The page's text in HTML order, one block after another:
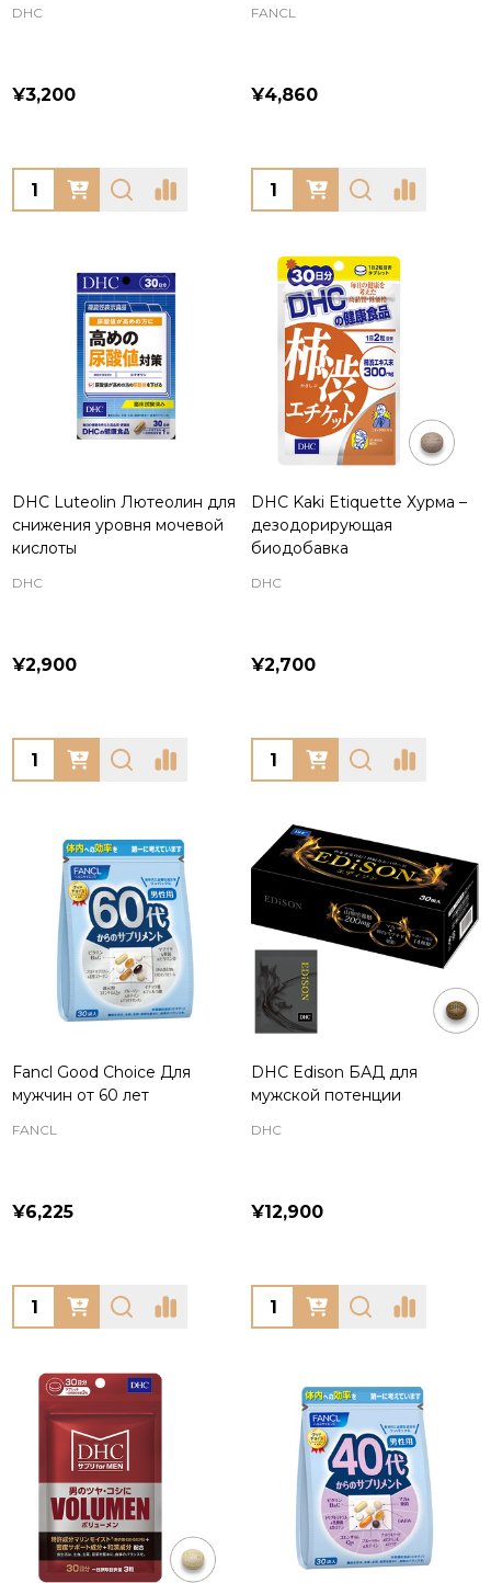
DHC
¥3,200
Quantity:
FANCL
¥4,860
Quantity:
DHC Luteolin Лютеолин для
снижения уровня мочевой
кислоты
DHC
¥2,900
Quantity:
DHC Kaki Etiquette Хурма –
дезодорирующая
биодобавка
DHC
¥2,700
Quantity:
Fancl Good Choice Для
мужчин от 60 лет
FANCL
¥6,225
Quantity:
DHC Edison БАД для
мужской потенции
DHC
¥12,900
Quantity: